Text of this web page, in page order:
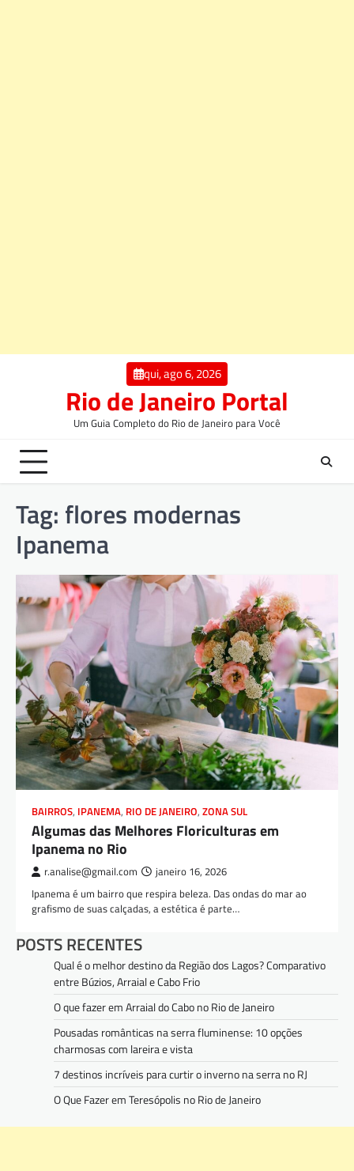
qui, ago 6, 2026
Rio de Janeiro Portal
Um Guia Completo do Rio de Janeiro para Você
Tag: flores modernas
Ipanema
BAIRROS, IPANEMA, RIO DE JANEIRO, ZONA SUL
Algumas das Melhores Floriculturas em
Ipanema no Rio
r.analise@gmail.com janeiro 16, 2026
Ipanema é um bairro que respira beleza. Das ondas do mar ao
grafismo de suas calçadas, a estética é parte…
POSTS RECENTES
Qual é o melhor destino da Região dos Lagos? Comparativo
entre Búzios, Arraial e Cabo Frio
O que fazer em Arraial do Cabo no Rio de Janeiro
Pousadas românticas na serra fluminense: 10 opções
charmosas com lareira e vista
7 destinos incríveis para curtir o inverno na serra no RJ
O Que Fazer em Teresópolis no Rio de Janeiro